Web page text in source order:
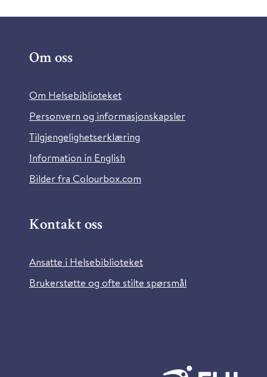
Om oss
Om Helsebiblioteket
Personvern og informasjonskapsler
Tilgjengelighetserklæring
Information in English
Bilder fra Colourbox.com
Kontakt oss
Ansatte i Helsebiblioteket
Brukerstøtte og ofte stilte spørsmål